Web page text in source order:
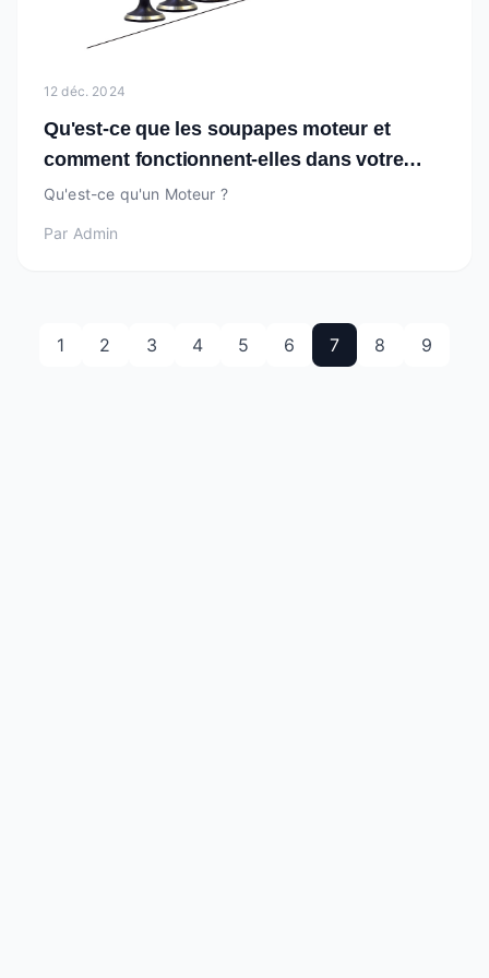
12 déc. 2024
Qu'est-ce que les soupapes moteur et
comment fonctionnent-elles dans votre
voiture ?
Qu'est-ce qu'un Moteur ?
Par Admin
1 2 3 4 5 6 7 8 9